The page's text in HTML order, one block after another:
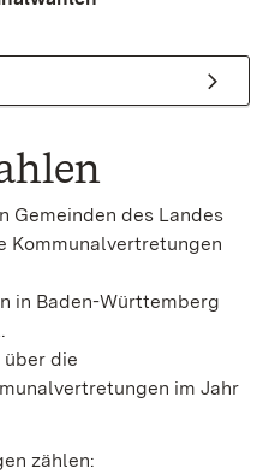
Gemeinden des Landes
Kommunalvertretungen
in Baden-Württemberg
über die
im Jahr
zählen: